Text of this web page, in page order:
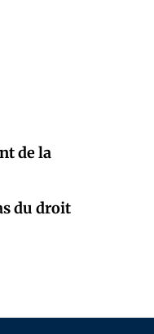
de la
du droit